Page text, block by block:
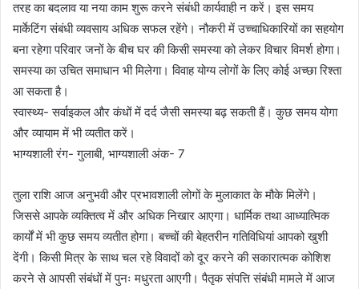
तरह का बदलाव या नया काम शुरू करने संबंधी कार्यवाही न करें। इस समय
मार्केटिंग संबंधी व्यवसाय अधिक सफल रहेंगे। नौकरी में उच्चाधिकारियों का सहयोग
बना रहेगा परिवार जनों के बीच घर की किसी समस्या को लेकर विचार विमर्श होगा।
समस्या का उचित समाधान भी मिलेगा। विवाह योग्य लोगों के लिए कोई अच्छा रिश्ता
आ सकता है।
स्वास्थ्य- सर्वाइकल और कंधों में दर्द जैसी समस्या बढ़ सकती हैं। कुछ समय योगा
और व्यायाम में भी व्यतीत करें।
भाग्यशाली रंग- गुलाबी, भाग्यशाली अंक- 7
तुला राशि आज अनुभवी और प्रभावशाली लोगों के मुलाकात के मौके मिलेंगे।
जिससे आपके व्यक्तित्व में और अधिक निखार आएगा। धार्मिक तथा आध्यात्मिक
कार्यों में भी कुछ समय व्यतीत होगा। बच्चों की बेहतरीन गतिविधियां आपको खुशी
देंगी। किसी मित्र के साथ चल रहे विवादों को दूर करने की सकारात्मक कोशिश
करने से आपसी संबंधों में पुनः मधुरता आएगी। पैतृक संपत्ति संबंधी मामले में आज